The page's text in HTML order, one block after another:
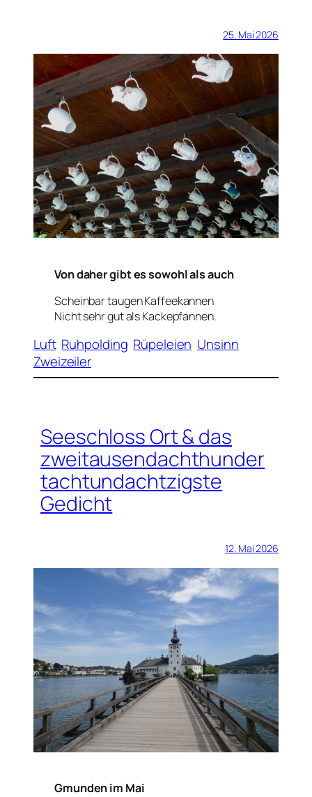
25. Mai 2026
Von daher gibt es sowohl als auch
Scheinbar taugen Kaffeekannen
Nicht sehr gut als Kackepfannen.
Luft Ruhpolding Rüpeleien Unsinn
Zweizeiler
Seeschloss Ort & das
zweitausendachthunder
tachtundachtzigste
Gedicht
12. Mai 2026
Gmunden im Mai